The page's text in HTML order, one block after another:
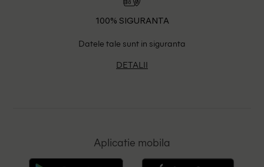
100% SIGURANTA
Datele tale sunt in siguranta
DETALII
Aplicatie mobila